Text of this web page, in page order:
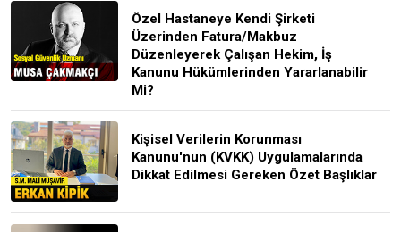
Özel Hastaneye Kendi Şirketi
Üzerinden Fatura/Makbuz
Düzenleyerek Çalışan Hekim, İş
Kanunu Hükümlerinden Yararlanabilir
Mi?
Kişisel Verilerin Korunması
Kanunu'nun (KVKK) Uygulamalarında
Dikkat Edilmesi Gereken Özet Başlıklar